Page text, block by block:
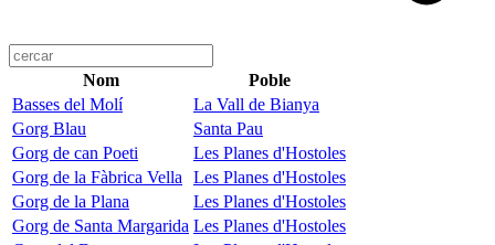
Nom
Poble
Basses del Molí
La Vall de Bianya
Gorg Blau
Santa Pau
Gorg de can Poeti
Les Planes d'Hostoles
Gorg de la Fàbrica Vella
Les Planes d'Hostoles
Gorg de la Plana
Les Planes d'Hostoles
Gorg de Santa Margarida Les Planes d'Hostoles